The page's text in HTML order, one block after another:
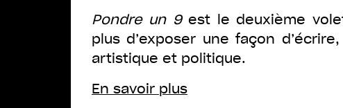
Pondre un 9est le deuxième
plus d’exposer une façon
artistique et politique.
En savoir plus